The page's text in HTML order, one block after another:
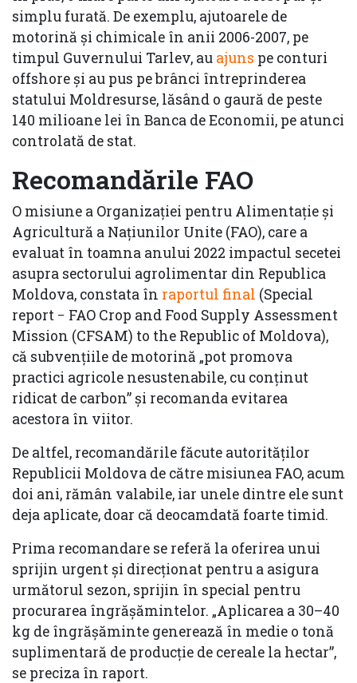
simplu furată. De exemplu, ajutoarele de
motorină şi chimicale în anii 2006-2007, pe
timpul Guvernului Tarlev, au ajuns pe conturi
offshore şi au pus pe brânci întreprinderea
statului Moldresurse, lăsând o gaură de peste
140 milioane lei în Banca de Economii, pe atunci
controlată de stat.
Recomandările FAO
O misiune a Organizației pentru Alimentație și
Agricultură a Națiunilor Unite (FAO), care a
evaluat în toamna anului 2022 impactul secetei
asupra sectorului agrolimentar din Republica
Moldova, constata în raportul final (Special
report − FAO Crop and Food Supply Assessment
Mission (CFSAM) to the Republic of Moldova),
că subvențiile de motorină „pot promova
practici agricole nesustenabile, cu conținut
ridicat de carbon” şi recomanda evitarea
acestora în viitor.
De altfel, recomandările făcute autorităţilor
Republicii Moldova de către misiunea FAO, acum
doi ani, rămân valabile, iar unele dintre ele sunt
deja aplicate, doar că deocamdată foarte timid.
Prima recomandare se referă la oferirea unui
sprijin urgent și direcționat pentru a asigura
următorul sezon, sprijin în special pentru
procurarea îngrășămintelor. „Aplicarea a 30–40
kg de îngrășăminte generează în medie o tonă
suplimentară de producție de cereale la hectar”,
se preciza în raport.